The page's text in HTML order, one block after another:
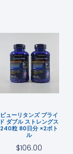
ピューリタンズ プライ
ド ダブル ストレングス
240粒 80日分 ×2ボト
ル
$106.00